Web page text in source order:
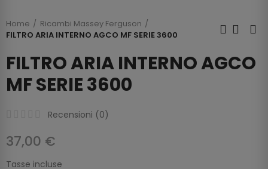
Home
Ricambi Massey Ferguson
FILTRO ARIA INTERNO AGCO MF SERIE 3600
FILTRO ARIA INTERNO AGCO
MF SERIE 3600
Recensioni (0)
37,00 €
Tasse incluse